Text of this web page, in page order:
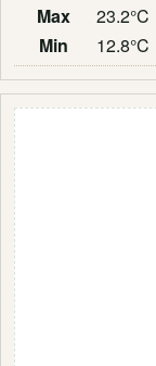
Max
23.2°C
Min
12.8°C